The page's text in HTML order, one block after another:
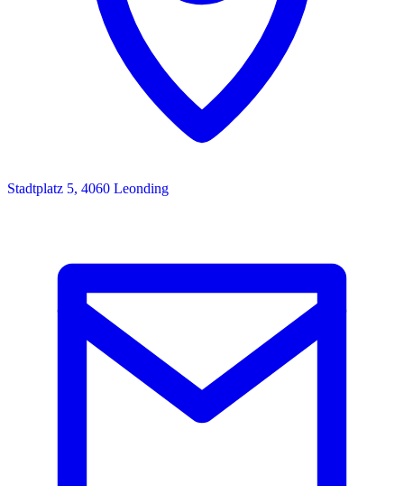
Stadtplatz 5, 4060 Leonding